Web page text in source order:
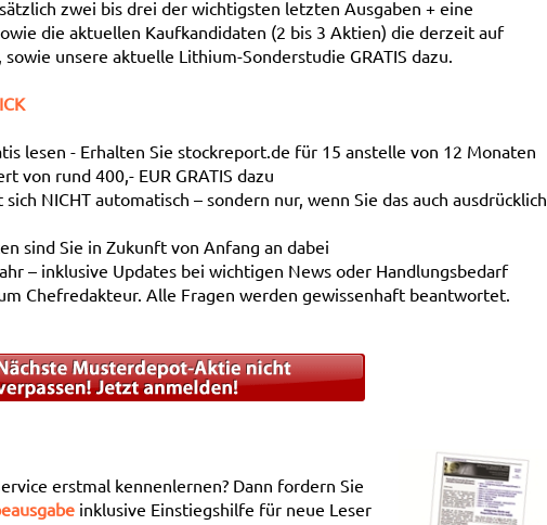
zwei bis drei der wichtigsten letzten Ausgaben + eine
die aktuellen Kaufkandidaten (2 bis 3 Aktien) die derzeit auf
unsere aktuelle Lithium-Sonderstudie GRATIS dazu.
lesen - Erhalten Sie stockreport.de für 15 anstelle von 12 Monaten
von rund 400,- EUR GRATIS dazu
NICHT automatisch – sondern nur, wenn Sie das auch ausdrücklich
sind Sie in Zukunft von Anfang an dabei
– inklusive Updates bei wichtigen News oder Handlungsbedarf
Chefredakteur. Alle Fragen werden gewissenhaft beantwortet.
erstmal kennenlernen? Dann fordern Sie
inklusive Einstiegshilfe für neue Leser